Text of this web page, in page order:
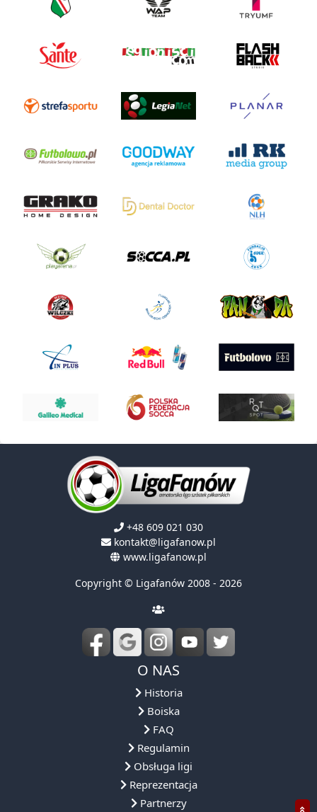
+48 609 021 030
kontakt@ligafanow.pl
www.ligafanow.pl
Copyright © Ligafanów 2008 - 2026
O NAS
Historia
Boiska
FAQ
Regulamin
Obsługa ligi
Reprezentacja
Partnerzy